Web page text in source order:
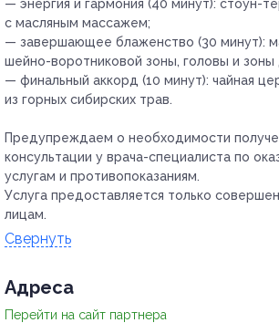
— энергия и гармония (40 минут): стоун-
с масляным массажем;
— завершающее блаженство (30 минут):
шейно-воротниковой зоны, головы и зоны
— финальный аккорд (10 минут): чайная
из горных сибирских трав.
Предупреждаем о необходимости
консультации у врача-специалиста по
услугам и противопоказаниям.
Услуга предоставляется только
лицам.
Свернуть
Адресa
Перейти на сайт партнера